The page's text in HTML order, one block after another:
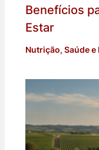
Benefícios
Estar
Nutrição, Saúde e